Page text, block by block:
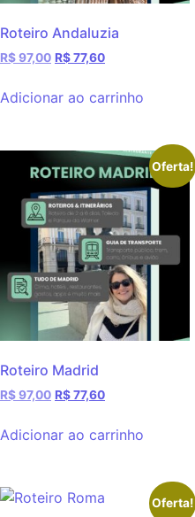
Roteiro Andaluzia
R$97,00 R$77,60
Adicionar ao carrinho
Oferta!
Roteiro Madrid
R$97,00 R$77,60
Adicionar ao carrinho
Oferta!